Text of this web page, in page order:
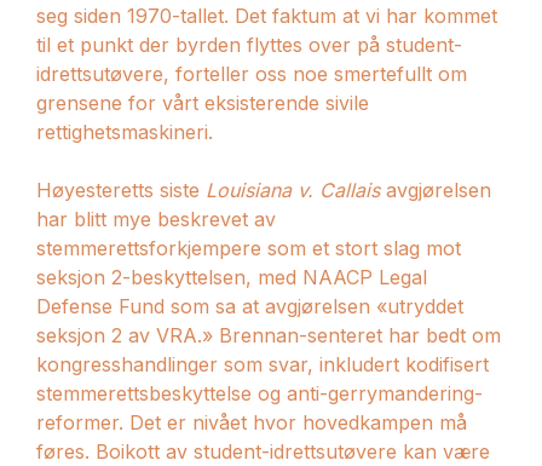
seg siden 1970-tallet. Det faktum at vi har kommet
til et punkt der byrden flyttes over på student-
idrettsutøvere, forteller oss noe smertefullt om
grensene for vårt eksisterende sivile
rettighetsmaskineri.
Høyesteretts siste Louisiana v. Callais avgjørelsen
har blitt mye beskrevet av
stemmerettsforkjempere som et stort slag mot
seksjon 2-beskyttelsen, med NAACP Legal
Defense Fund som sa at avgjørelsen «utryddet
seksjon 2 av VRA.» Brennan-senteret har bedt om
kongresshandlinger som svar, inkludert kodifisert
stemmerettsbeskyttelse og anti-gerrymandering-
reformer. Det er nivået hvor hovedkampen må
føres. Boikott av student-idrettsutøvere kan være